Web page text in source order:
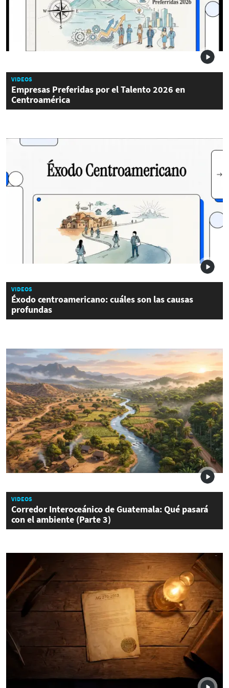
VIDEOS
Empresas Preferidas por el Talento 2026 en
Centroamérica
VIDEOS
Éxodo centroamericano: cuáles son las causas
profundas
VIDEOS
Corredor Interoceánico de Guatemala: Qué pasará
con el ambiente (Parte 3)